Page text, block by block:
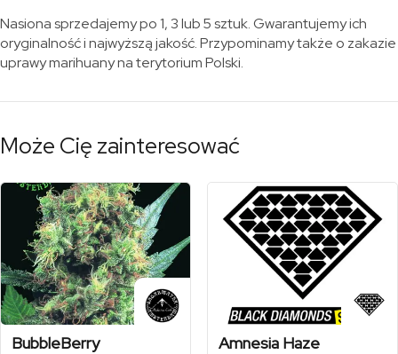
Nasiona sprzedajemy po 1, 3 lub 5 sztuk. Gwarantujemy ich
oryginalność i najwyższą jakość. Przypominamy także o zakazie
uprawy marihuany na terytorium Polski.
Może Cię zainteresować
BubbleBerry Amnesia Haze